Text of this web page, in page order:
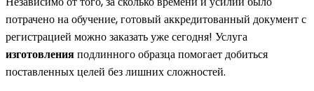
потрачено на обучение, готовый аккредитованный документ с
регистрацией можно заказать уже сегодня! Услуга
изготовленияподлинного образца помогает добиться
поставленных целей без лишних сложностей.